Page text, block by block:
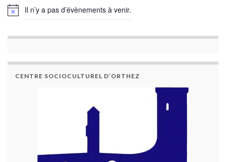
Il n’y a pas d’évènements à venir.
CENTRE SOCIOCULTUREL D’ORTHEZ